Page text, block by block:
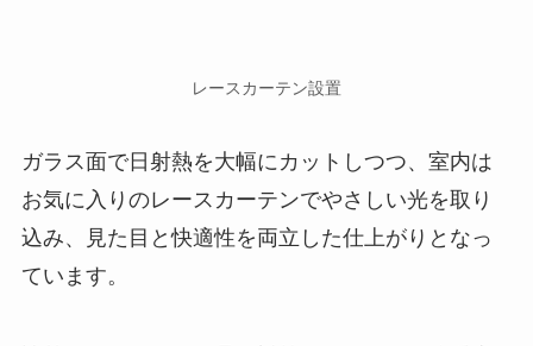
レースカーテン設置
ガラス面で日射熱を大幅にカットしつつ、室内は
お気に入りのレースカーテンでやさしい光を取り
込み、見た目と快適性を両立した仕上がりとなっ
ています。